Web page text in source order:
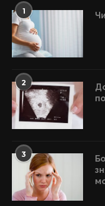
1
2
3